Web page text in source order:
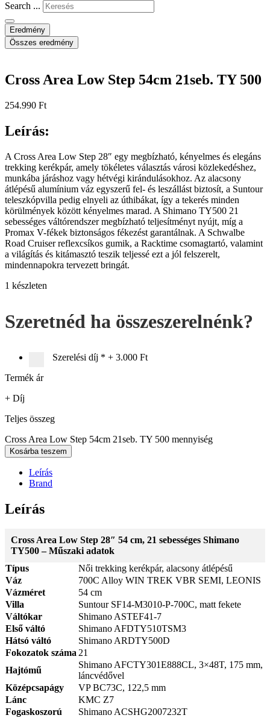
Search ...
Eredmény
Összes eredmény
Cross Area Low Step 54cm 21seb. TY 500
254.990 Ft
Leírás:
A Cross Area Low Step 28″ egy megbízható, kényelmes és elegáns
trekking kerékpár, amely tökéletes választás városi közlekedéshez,
munkába járáshoz vagy hétvégi kirándulásokhoz. Az alacsony
átlépésű alumínium váz egyszerű fel- és leszállást biztosít, a Suntour
teleszkópvilla pedig elnyeli az úthibákat, így a tekerés minden
körülmények között kényelmes marad. A Shimano TY500 21
sebességes váltórendszer megbízható teljesítményt nyújt, míg a
Promax V-fékek biztonságos fékezést garantálnak. A Schwalbe
Road Cruiser reflexcsíkos gumik, a Racktime csomagtartó, valamint
a világítás és kitámasztó teszik teljessé ezt a jól felszerelt,
mindennapokra tervezett bringát.
1 készleten
Szeretnéd ha összeszerelnénk?
Szerelési díj * + 3.000 Ft
Termék ár
+ Díj
Teljes összeg
Cross Area Low Step 54cm 21seb. TY 500 mennyiség
Kosárba teszem
Leírás
Brand
Leírás
Cross Area Low Step 28″ 54 cm, 21 sebességes Shimano
TY500 – Műszaki adatok
Típus
Női trekking kerékpár, alacsony átlépésű
Váz
700C Alloy WIN TREK VBR SEMI, LEONIS
Vázméret
54 cm
Villa
Suntour SF14-M3010-P-700C, matt fekete
Váltókar
Shimano ASTEF41-7
Első váltó
Shimano AFDTY510TSM3
Hátsó váltó
Shimano ARDTY500D
Fokozatok száma21
Hajtómű
Shimano AFCTY301E888CL, 3×48T, 175 mm,
láncvédővel
Középcsapágy
VP BC73C, 122,5 mm
Lánc
KMC Z7
Fogaskoszorú
Shimano ACSHG2007232T